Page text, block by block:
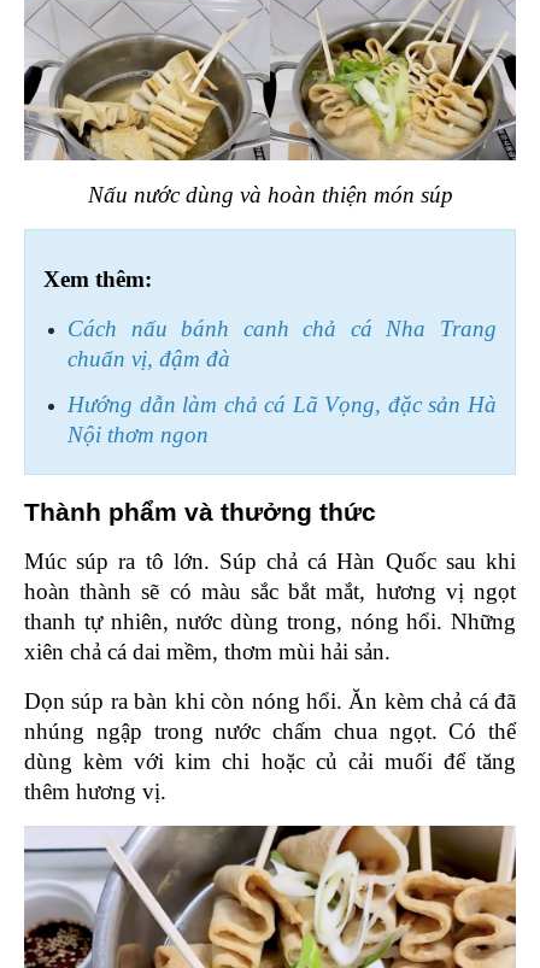
Nấu nước dùng và hoàn thiện món súp
Xem thêm:
Cách nấu bánh canh chả cá Nha Trang
chuẩn vị, đậm đà
Hướng dẫn làm chả cá Lã Vọng, đặc sản Hà
Nội thơm ngon
Thành phẩm và thưởng thức
Múc súp ra tô lớn. Súp chả cá Hàn Quốc sau khi
hoàn thành sẽ có màu sắc bắt mắt, hương vị ngọt
thanh tự nhiên, nước dùng trong, nóng hổi. Những
xiên chả cá dai mềm, thơm mùi hải sản.
Dọn súp ra bàn khi còn nóng hổi. Ăn kèm chả cá đã
nhúng ngập trong nước chấm chua ngọt. Có thể
dùng kèm với kim chi hoặc củ cải muối để tăng
thêm hương vị.